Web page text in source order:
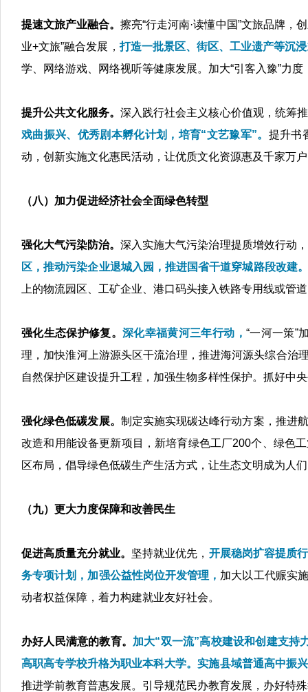
提速文旅产业融合。擦亮“行走河南·读懂中国”文旅品牌，
业+文旅”融合发展，打造一批景区、街区、工业遗产等沉
学、网络游戏、网络视听等健康发展。加大“引客入豫”力
提升公共文化服务。深入践行社会主义核心价值观，统筹
戏曲振兴、优秀剧本孵化计划，培育“文艺豫军”。 提升书
动，创新实施文化惠民活动，让优质文化资源惠及千家万
（八）加力促进经济社会全面绿色转型
强化大气污染防治。深入实施大气污染治理提质增效行动
区，推动污染企业退城入园，推进国省干道穿城路段改建
上的物流园区、工矿企业、港口码头接入铁路专用线或管
强化生态保护修复。深化幸福黄河三年行动， “一河一策”
理，加快淮河上游源头区干流治理，推进海河源头综合治
自然保护区建设提升工程，加强生物多样性保护。抓好中
强化绿色低碳发展。 制定实施实现碳达峰行动方案，推进
改造和用能设备更新项目，新培育绿色工厂200个、绿色
区布局，倡导绿色低碳生产生活方式，让生态文明成为人
（九）更大力度保障和改善民生
促进高质量充分就业。 坚持就业优先， 开展稳岗扩容提质
务专项计划，加强公益性岗位开发管理， 加大以工代赈实
动者权益保障，着力构建就业友好社会。
办好人民满意的教育。 加大“双一流”高校建设和创建支持
高职高专学校升格为职业本科大学。实施县域普通高中振
推进学前教育普惠发展。引导规范民办教育发展，办好特